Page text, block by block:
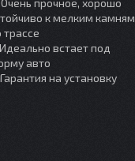
прочное, хорошо
к мелким камням
трассе
встает под
авто
на установку